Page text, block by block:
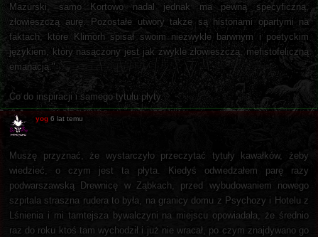
Mazurski, samo Kortowo nadal jednak ma pewną specyficzną,
złowieszczą aurę. Pozostałe utwory także są historiami opartymi na
faktach, które Klimorh spisał swoim niezwykle barwnym i poetyckim
językiem, który nasączony jest jak zwykle złowieszczą, mefistofeliczną
emanacją."
Co do inspiracji i samego tytułu płyty.
yog 6 lat temu
Muszę przyznać, że wystarczyło przeczytać tytuły kawałków, żeby
wiedzieć, o czym jest ta płyta. Kiedyś odwiedzałem parę razy
podwarszawską Drewnicę w Ząbkach, przed wybudowaniem nowego
szpitala straszna rudera to była, na granicy domu z Psychozy i Hotelu z
Lśnienia i mi tamtejsza bywalczyni na miejscu opowiadała, że średnio
raz do roku ktoś tam wychodził i już nie wracał, po czym znajdywano go